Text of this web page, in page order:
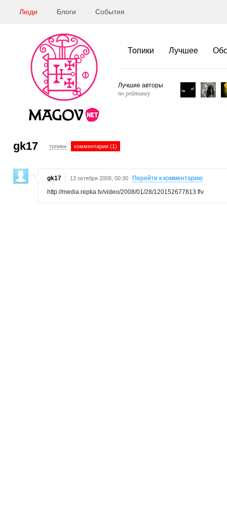
Люди Блоги События
Топики Лучшее
Лучшие авторы
по рейтингу
gk17 топики комментарии (1)
gk17 13 октября 2008, 00:30
Перейти к комментарию
http://media.repka.tv/video/2008/01/28/120152677813.flv